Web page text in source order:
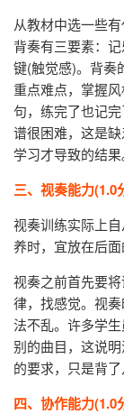
从教材中选一些
背奏有三要素：
键(触觉感)。背奏
重点难点，掌握
句，练完了也记
谱很困难，这是
学习才导致的结果
三、视奏能力(1.0
视奏训练实际上
养时，宜放在后面
视奏之前首先要
律，找感觉。视
法不乱。许多学
别的曲目，这说
的要求，只是背了
四、协作能力(1.0